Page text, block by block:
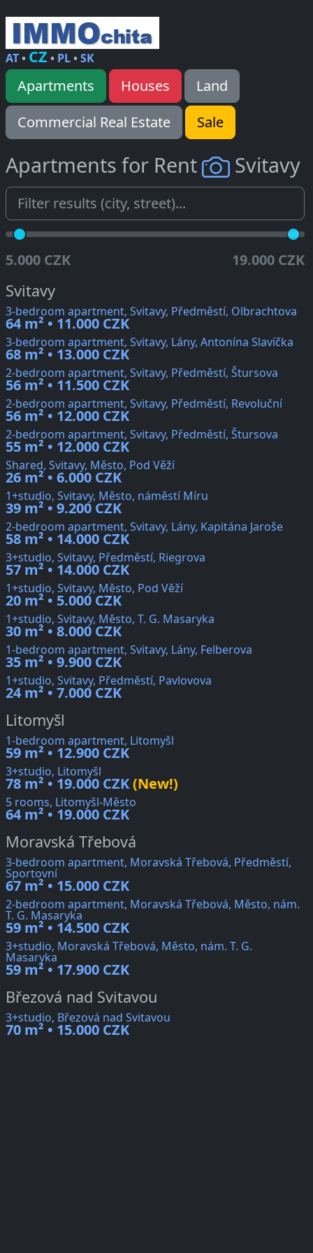
AT• CZ • PL•SK
Apartments Houses
Land
Commercial Real Estate
Sale
Apartments for Rent Svitavy
5.000 CZK 19.000 CZK
Svitavy
3-bedroom apartment, Svitavy, Předměstí, Olbrachtova
64 m² • 11.000 CZK
3-bedroom apartment, Svitavy, Lány, Antonína Slavíčka
68 m² • 13.000 CZK
2-bedroom apartment, Svitavy, Předměstí, Štursova
56 m² • 11.500 CZK
2-bedroom apartment, Svitavy, Předměstí, Revoluční
56 m² • 12.000 CZK
2-bedroom apartment, Svitavy, Předměstí, Štursova
55 m² • 12.000 CZK
Shared, Svitavy, Město, Pod Věží
26 m² • 6.000 CZK
1+studio, Svitavy, Město, náměstí Míru
39 m² • 9.200 CZK
2-bedroom apartment, Svitavy, Lány, Kapitána Jaroše
58 m² • 14.000 CZK
3+studio, Svitavy, Předměstí, Riegrova
57 m² • 14.000 CZK
1+studio, Svitavy, Město, Pod Věží
20 m² • 5.000 CZK
1+studio, Svitavy, Město, T. G. Masaryka
30 m² • 8.000 CZK
1-bedroom apartment, Svitavy, Lány, Felberova
35 m² • 9.900 CZK
1+studio, Svitavy, Předměstí, Pavlovova
24 m² • 7.000 CZK
Litomyšl
1-bedroom apartment, Litomyšl
59 m² • 12.900 CZK
3+studio, Litomyšl
78 m² • 19.000 CZK(New!)
5 rooms, Litomyšl-Město
64 m² • 19.000 CZK
Moravská Třebová
3-bedroom apartment, Moravská Třebová, Předměstí,
Sportovní
67 m² • 15.000 CZK
2-bedroom apartment, Moravská Třebová, Město, nám.
T. G. Masaryka
59 m² • 14.500 CZK
3+studio, Moravská Třebová, Město, nám. T. G.
Masaryka
59 m² • 17.900 CZK
Březová nad Svitavou
3+studio, Březová nad Svitavou
70 m² • 15.000 CZK